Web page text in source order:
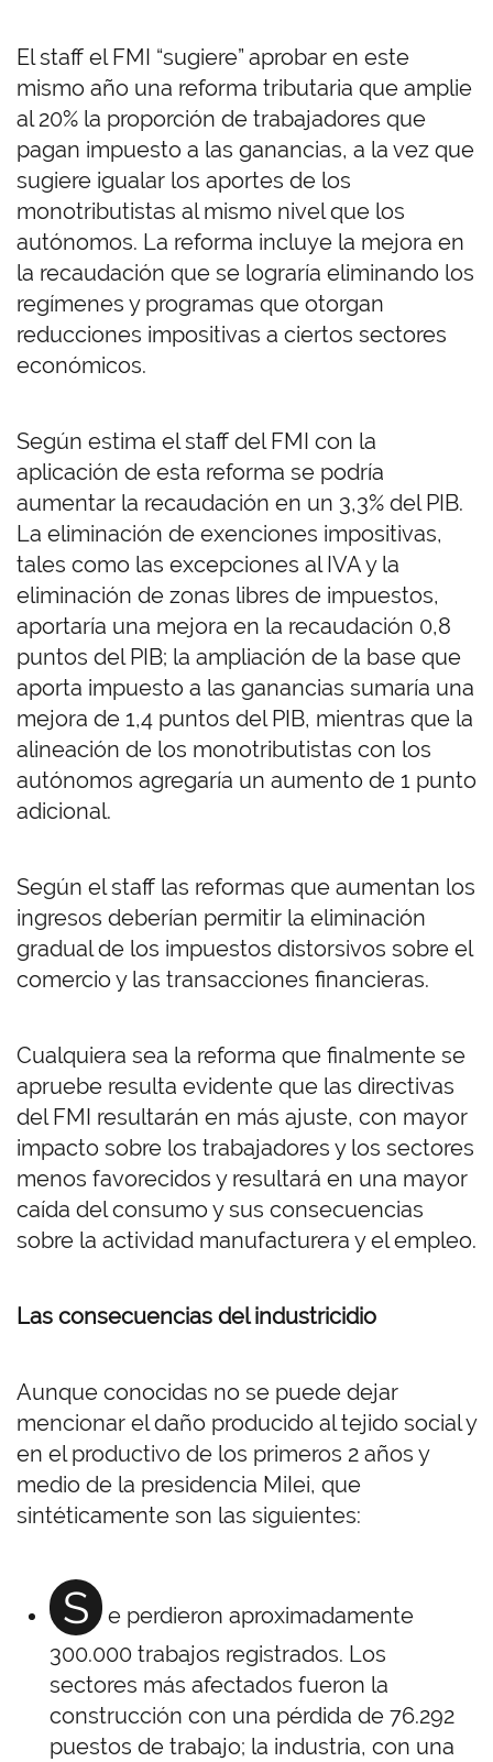
El staff el FMI “sugiere” aprobar en este
mismo año una reforma tributaria que amplie
al 20% la proporción de trabajadores que
pagan impuesto a las ganancias, a la vez que
sugiere igualar los aportes de los
monotributistas al mismo nivel que los
autónomos. La reforma incluye la mejora en
la recaudación que se lograría eliminando los
regímenes y programas que otorgan
reducciones impositivas a ciertos sectores
económicos.
Según estima el staff del FMI con la
aplicación de esta reforma se podría
aumentar la recaudación en un 3,3% del PIB.
La eliminación de exenciones impositivas,
tales como las excepciones al IVA y la
eliminación de zonas libres de impuestos,
aportaría una mejora en la recaudación 0,8
puntos del PIB; la ampliación de la base que
aporta impuesto a las ganancias sumaría una
mejora de 1,4 puntos del PIB, mientras que la
alineación de los monotributistas con los
autónomos agregaría un aumento de 1 punto
adicional.
Según el staff las reformas que aumentan los
ingresos deberían permitir la eliminación
gradual de los impuestos distorsivos sobre el
comercio y las transacciones financieras.
Cualquiera sea la reforma que finalmente se
apruebe resulta evidente que las directivas
del FMI resultarán en más ajuste, con mayor
impacto sobre los trabajadores y los sectores
menos favorecidos y resultará en una mayor
caída del consumo y sus consecuencias
sobre la actividad manufacturera y el empleo.
Las consecuencias del industricidio
Aunque conocidas no se puede dejar
mencionar el daño producido al tejido social y
en el productivo de los primeros 2 años y
medio de la presidencia MiIei, que
sintéticamente son las siguientes:
S
e perdieron aproximadamente
300.000 trabajos registrados. Los
sectores más afectados fueron la
construcción con una pérdida de 76.292
puestos de trabajo; la industria, con una